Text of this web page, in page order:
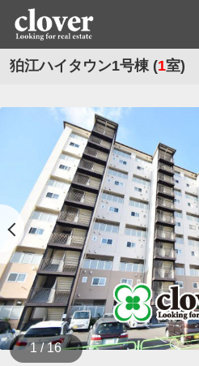
狛江ハイタウン1号棟 (1室)
1 / 16